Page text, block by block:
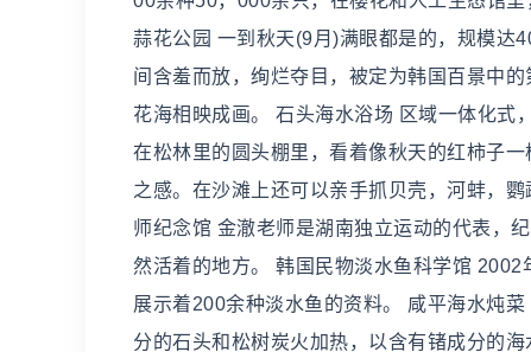
蒜花公园 一到秋天(9月)满眼都是的，规模达
间含羞而放，绚烂夺目，被定为韩国百景中
花海相映成画。 石头海水浴场 区域一体化式
在松林里的圆头棚里，看着像秋天的红柿子
之感。在沙滩上还可以亲手抓贝壳，河蚌，
师纪念馆 金澈老师是湖南独立运动的代表，
然活着的地方。 韩国民物淡水鱼科学馆 2002
展示着200余种淡水鱼的资料。 咸平海水炖
分的石头和松树炭火加热，以含有锗成分的